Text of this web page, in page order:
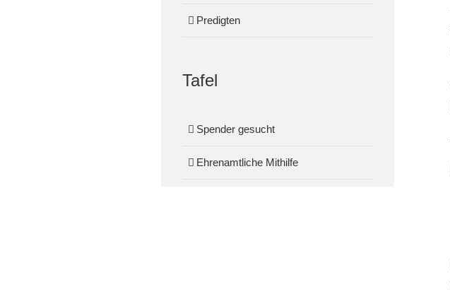
Predigten
Tafel
Spender gesucht
Ehrenamtliche Mithilfe